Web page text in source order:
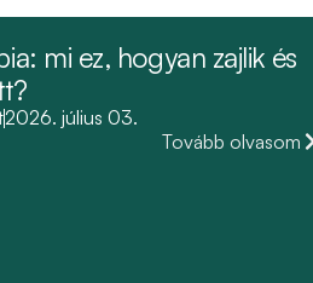
mi ez, hogyan zajlik és
2026. július 03.
Tovább olvasom